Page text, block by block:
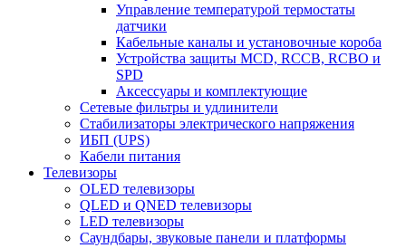
Управление температурой термостаты
датчики
Кабельные каналы и установочные короба
Устройства защиты MCD, RCCB, RCBO и
SPD
Аксессуары и комплектующие
Сетевые фильтры и удлинители
Стабилизаторы электрического напряжения
ИБП (UPS)
Кабели питания
Телевизоры
OLED телевизоры
QLED и QNED телевизоры
LED телевизоры
Саундбары, звуковые панели и платформы